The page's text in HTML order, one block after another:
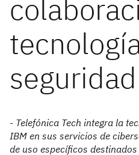
- Telefónica Tech integra la
IBM en sus servicios de
de uso específicos